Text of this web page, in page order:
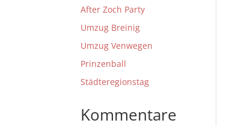
After Zoch Party
Umzug Breinig
Umzug Venwegen
Prinzenball
Städteregionstag
Kommentare